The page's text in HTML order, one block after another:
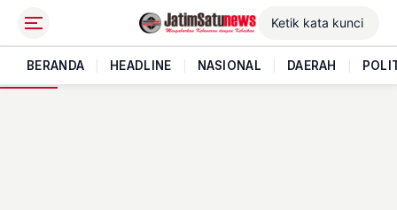
BERANDA HEADLINE NASIONAL DAERAH